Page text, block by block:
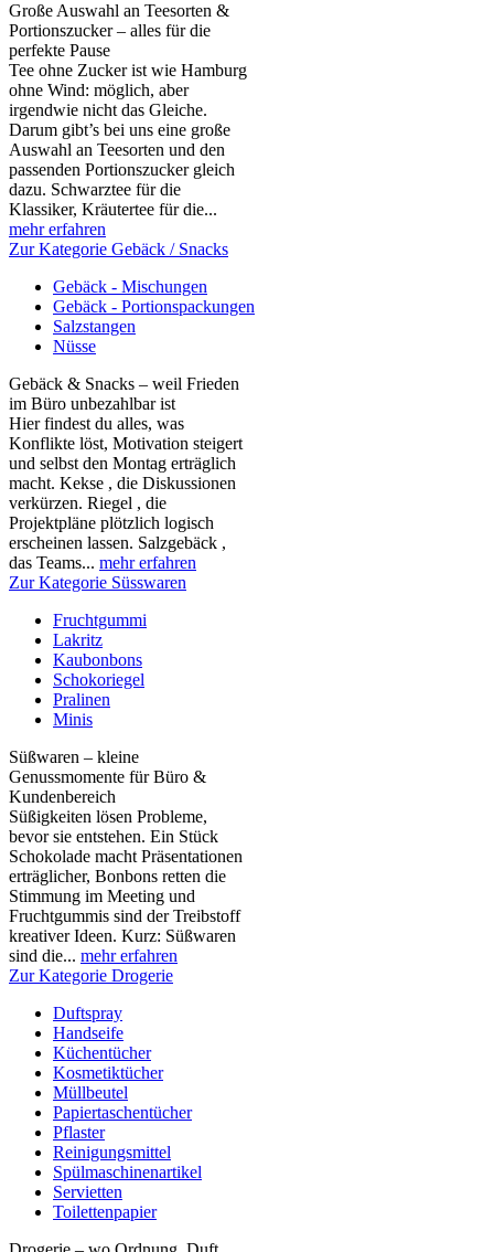
Große Auswahl an Teesorten &
Portionszucker – alles für die
perfekte Pause
Tee ohne Zucker ist wie Hamburg
ohne Wind: möglich, aber
irgendwie nicht das Gleiche.
Darum gibt’s bei uns eine große
Auswahl an Teesorten und den
passenden Portionszucker gleich
dazu. Schwarztee für die
Klassiker, Kräutertee für die...
mehr erfahren
Zur Kategorie Gebäck / Snacks
Gebäck - Mischungen
Gebäck - Portionspackungen
Salzstangen
Nüsse
Gebäck & Snacks – weil Frieden
im Büro unbezahlbar ist
Hier findest du alles, was
Konflikte löst, Motivation steigert
und selbst den Montag erträglich
macht. Kekse , die Diskussionen
verkürzen. Riegel , die
Projektpläne plötzlich logisch
erscheinen lassen. Salzgebäck ,
das Teams... mehr erfahren
Zur Kategorie Süsswaren
Fruchtgummi
Lakritz
Kaubonbons
Schokoriegel
Pralinen
Minis
Süßwaren – kleine
Genussmomente für Büro &
Kundenbereich
Süßigkeiten lösen Probleme,
bevor sie entstehen. Ein Stück
Schokolade macht Präsentationen
erträglicher, Bonbons retten die
Stimmung im Meeting und
Fruchtgummis sind der Treibstoff
kreativer Ideen. Kurz: Süßwaren
sind die... mehr erfahren
Zur Kategorie Drogerie
Duftspray
Handseife
Küchentücher
Kosmetiktücher
Müllbeutel
Papiertaschentücher
Pflaster
Reinigungsmittel
Spülmaschinenartikel
Servietten
Toilettenpapier